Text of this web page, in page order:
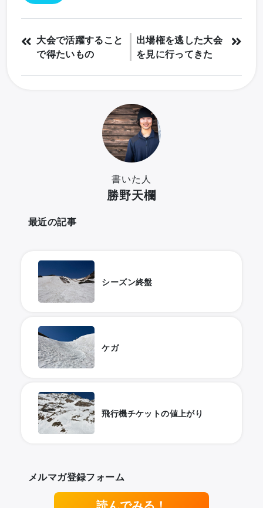
大会で活躍すること
で得たいもの
出場権を逃した大会
を見に行ってきた
書いた人
勝野天欄
最近の記事
シーズン終盤
ケガ
飛行機チケットの値上がり
メルマガ登録フォーム